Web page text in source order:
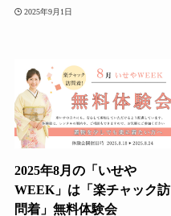
2025年9月1日
2025年8月の「いせや
WEEK」は「楽チャック訪
問着」無料体験会